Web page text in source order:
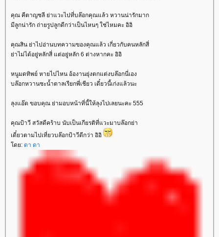
คุณ คีตาญชลี ย่าแวะไปที่บล๊อกคุณแล้ว หวานน่ารักมาก
มีลูกน่ารัก ถ่ายรูปลูกดีกว่าเป็นไหนๆ ใช่ไหมคะ อิอิ
คุณสิน ย่าไปอ่านบทความของคุณแล้ว เกี่ยวกับคนหลักสี่
่าไม่ได้อยู่หลักสี่ แต่อยู่หลัก 6 ต่างหากคะ อิอิ
หนูมดทิพย์ หายไปไหน อ้องานยุ่งตกแต่งบล๊อกนี่เอง
บล๊อกหวานซะน้ำตาลเรียกพี่เชียว เดี๋ยวนี้เก่งแล้วนะ
ลุงแอ๊ด ขอบคุณ ย่ามอบหน้าที่นี้ให้ลุงไปเลยนะคะ 555
คุณป้าวี สวัสดีคร้าบ นับเป็นเกียรติที่แวะมาบล๊อกย่า
เดี๋ยวตามไปเที่ยวบล๊อกป้าวีดีกว่า อิอิ
ดย: ดา ดา